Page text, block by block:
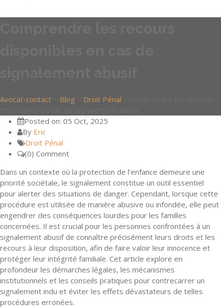
Avocat-contact Blog Droit Pénal
Posted on: 05 Oct, 2025
By Eric
Droit Pénal
(0) Comment
Dans un contexte où la protection de l’enfance demeure une
priorité sociétale, le signalement constitue un outil essentiel
pour alerter des situations de danger. Cependant, lorsque cette
procédure est utilisée de manière abusive ou infondée, elle peut
engendrer des conséquences lourdes pour les familles
concernées. Il est crucial pour les personnes confrontées à un
signalement abusif de connaître précisément leurs droits et les
recours à leur disposition, afin de faire valoir leur innocence et
protéger leur intégrité familiale. Cet article explore en
profondeur les démarches légales, les mécanismes
institutionnels et les conseils pratiques pour contrecarrer un
signalement indu et éviter les effets dévastateurs de telles
procédures erronées.